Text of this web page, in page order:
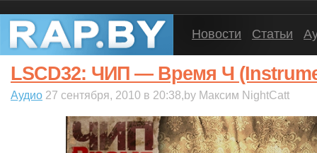
Новости Статьи
LSCD32: ЧИП — Время Ч
Аудио 27 сентября, 2010 в 20:38,by Максим NightCatt